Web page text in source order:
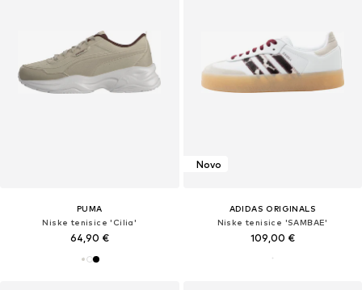
PUMA
Niske tenisice 'Cilia'
64,90 €
Novo
ADIDAS ORIGINALS
Niske tenisice 'SAMBAE'
109,00 €